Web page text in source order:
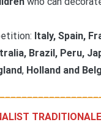
Italy, Spain,
Brazil, Peru,
, Holland and